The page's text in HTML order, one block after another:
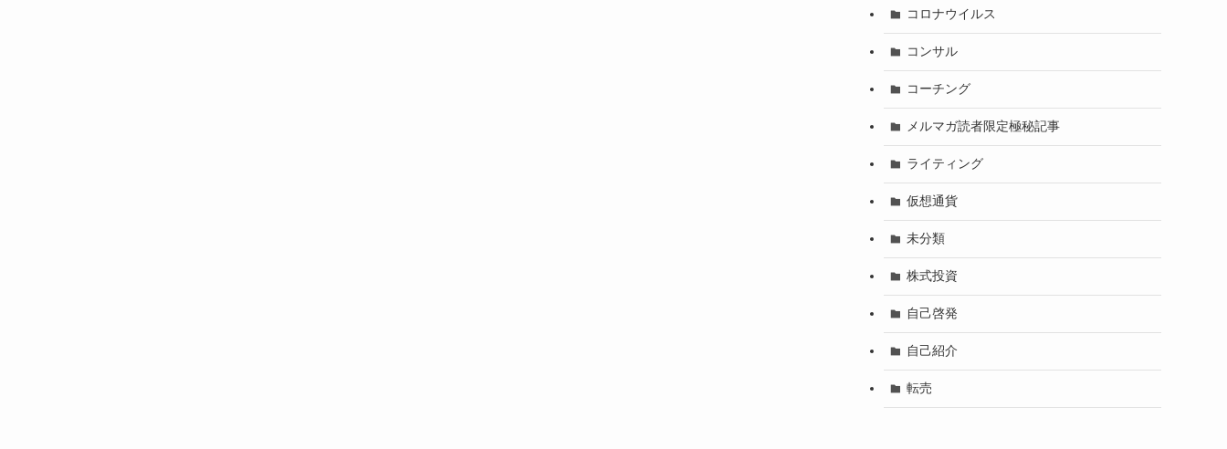
コロナウイルス
コンサル
コーチング
メルマガ読者限定極秘記事
ライティング
仮想通貨
未分類
株式投資
自己啓発
自己紹介
転売